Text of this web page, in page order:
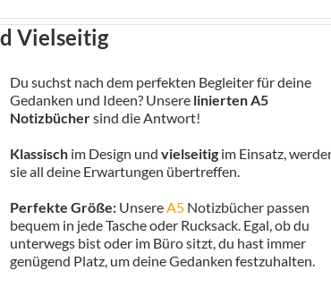
Vielseitig
Du suchst nach dem perfekten Begleiter für deine
Gedanken und Ideen? Unsere linierten A5
Notizbüchersind die Antwort!
Klassischim Design und vielseitigim Einsatz,
sie all deine Erwartungen übertreffen.
Perfekte Größe:UnsereA5Notizbücher passen
bequem in jede Tasche oder Rucksack. Egal, ob du
unterwegs bist oder im Büro sitzt, du hast immer
genügend Platz, um deine Gedanken festzuhalten.